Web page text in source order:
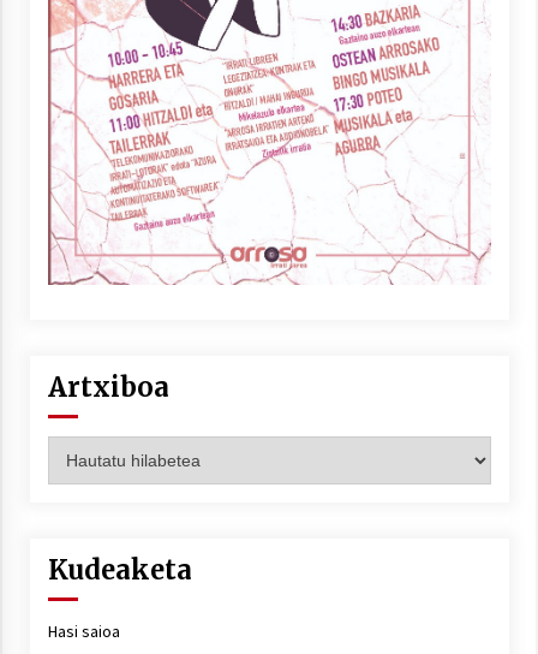
Artxiboa
Kudeaketa
Hasi saioa